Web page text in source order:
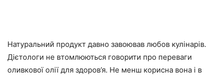
Натуральний продукт давно завоював любов кулінарів.
Дієтологи не втомлюються говорити про переваги
оливкової олії для здоров’я. Не менш корисна вона і в